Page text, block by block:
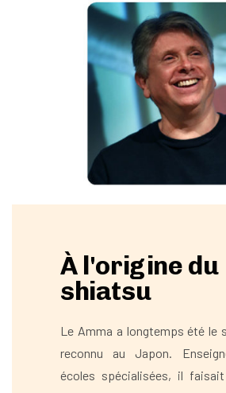
À l'origine du
shiatsu
Le Amma a longtemps été le
reconnu au Japon.
écoles spécialisées, il faisait